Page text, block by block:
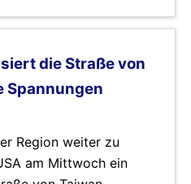
die Straße von
Spannungen
Region weiter zu
am Mittwoch ein